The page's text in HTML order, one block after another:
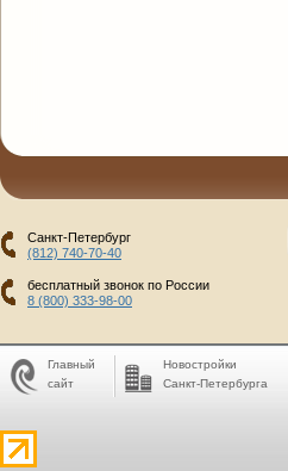
Санкт-Петербург
(812) 740-70-40
бесплатный звонок по России
8 (800) 333-98-00
Главный
сайт
Новостройки
Санкт-Петербурга